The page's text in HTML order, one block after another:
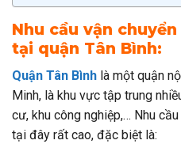
Nhu cầu vận
tại quận Tân Bình:
Quận Tân Bình là một quận
Minh, là khu vực tập trung
cư, khu công nghiệp,… Nhu
tại đây rất cao, đặc biệt là: